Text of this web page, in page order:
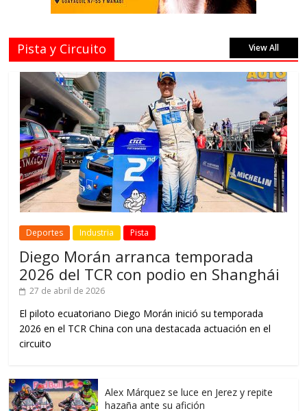
Pista y Circuito View All
Deportes Industria Pista
Diego Morán arranca temporada
2026 del TCR con podio en Shanghái
27 de abril de 2026
El piloto ecuatoriano Diego Morán inició su temporada
2026 en el TCR China con una destacada actuación en el
circuito
Alex Márquez se luce en Jerez y repite
hazaña ante su afición